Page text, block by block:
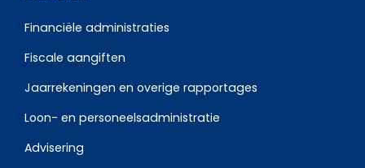
Financiële administraties
Fiscale aangiften
Jaarrekeningen en overige rapportages
Loon- en personeelsadministratie
Advisering